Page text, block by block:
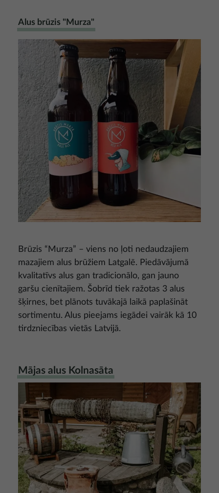
Alus brūzis "Murza"
Attēls
Brūzis “Murza” – viens no ļoti nedaudzajiem
mazajiem alus brūžiem Latgalē. Piedāvājumā
kvalitatīvs alus gan tradicionālo, gan jauno
garšu cienītajiem. Šobrīd tiek ražotas 3 alus
šķirnes, bet plānots tuvākajā laikā paplašināt
sortimentu. Alus pieejams iegādei vairāk kā 10
tirdzniecības vietās Latvijā.
Mājas alus Kolnasāta